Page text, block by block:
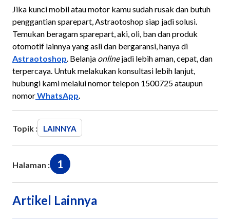
Jika kunci mobil atau motor kamu sudah rusak dan butuh
penggantian sparepart, Astraotoshop siap jadi solusi.
Temukan beragam sparepart, aki, oli, ban dan produk
otomotif lainnya yang asli dan bergaransi, hanya di
Astraotoshop . Belanja onlinejadi lebih aman, cepat, dan
terpercaya. Untuk melakukan konsultasi lebih lanjut,
hubungi kami melalui nomor telepon 1500725 ataupun
nomorWhatsApp
Topik : LAINNYA
Halaman : 1
Artikel Lainnya